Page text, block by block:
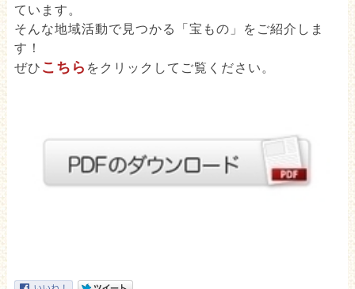
ています。
そんな地域活動で見つかる「宝もの」をご紹介しま
す！
ぜひ こちら をクリックしてご覧ください。